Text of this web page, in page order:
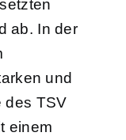
ab. In der
und
des TSV
einem